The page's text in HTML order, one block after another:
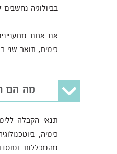
בביולוגיה
אם אתם
כימית, תואר שני
מה הם
תנאי הקבלה
מהמכללות